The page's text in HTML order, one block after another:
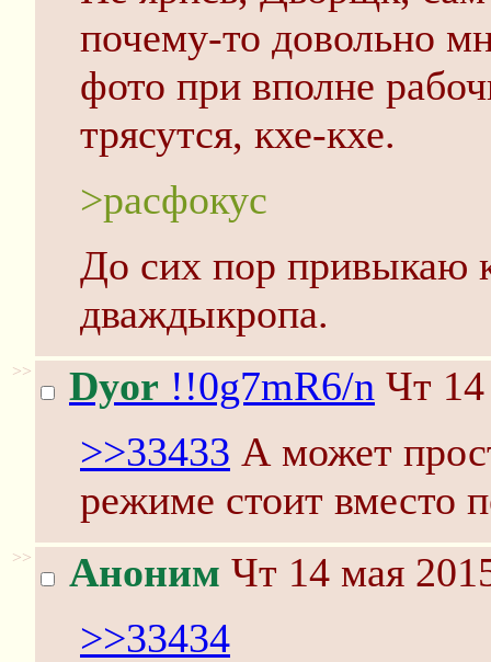
почему-то довольно
фото при вполне
трясутся, кхе-кхе.
>расфокус
До сих пор привыкаю
дваждыкропа.
>> Dyor !!0g7mR6/n Чт
>>33433 А может
режиме стоит вместо
>> Аноним Чт 14 мая
>>33434